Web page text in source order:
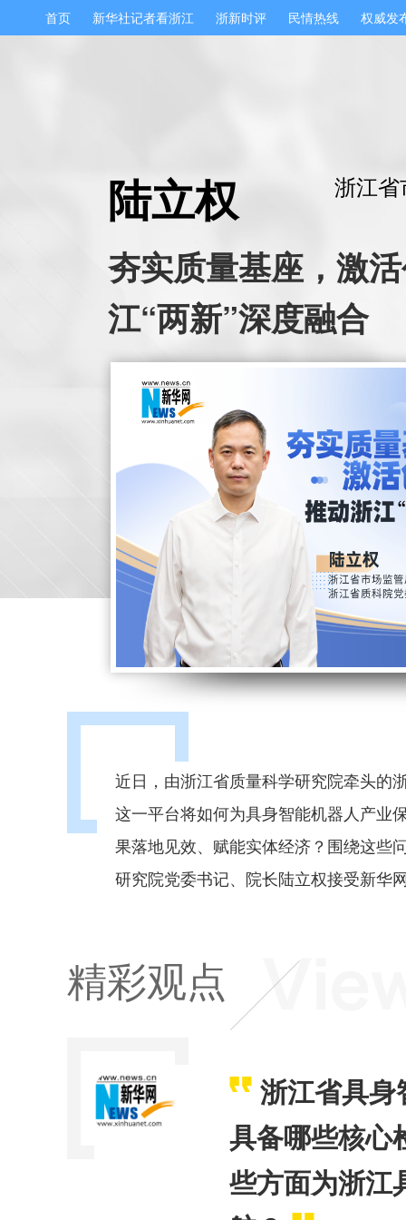
首页 新华社记者看浙江 浙新时评 民情热线 权威发
陆立权 浙江省
夯实质量基座，激
江“两新”深度融合
近日，由浙江省质量科学研究院牵头的
这一平台将如何为具身智能机器人产业
果落地见效、赋能实体经济？围绕这些
研究院党委书记、院长陆立权接受新华
精彩观点
浙江省具
具备哪些核心
些方面为浙江